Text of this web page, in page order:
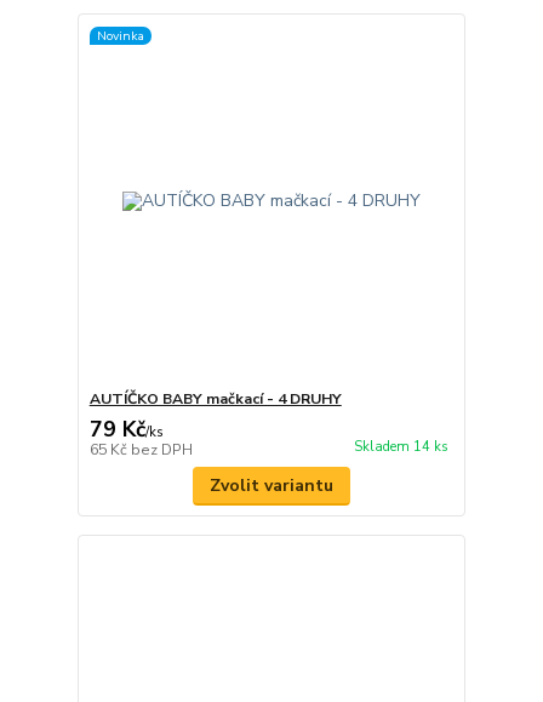
Novinka
AUTÍČKO BABY mačkací - 4 DRUHY
79 Kč/ks
65 Kč bez DPH Skladem 14 ks
Zvolit variantu